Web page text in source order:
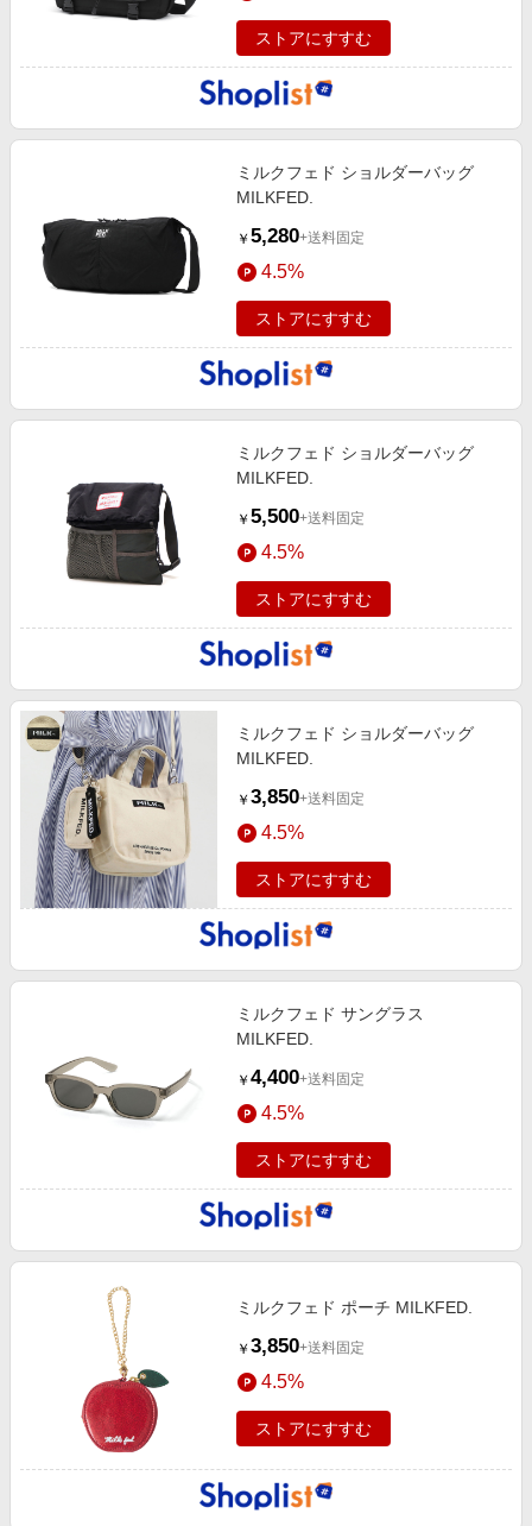
ストアにすすむ
ミルクフェド ショルダーバッグ
MILKFED.
￥ 5,280+送料固定
4.5%
ストアにすすむ
ミルクフェド ショルダーバッグ
MILKFED.
￥ 5,500+送料固定
4.5%
ストアにすすむ
ミルクフェド ショルダーバッグ
MILKFED.
￥ 3,850+送料固定
4.5%
ストアにすすむ
ミルクフェド サングラス
MILKFED.
￥ 4,400+送料固定
4.5%
ストアにすすむ
ミルクフェド ポーチ MILKFED.
￥ 3,850+送料固定
4.5%
ストアにすすむ